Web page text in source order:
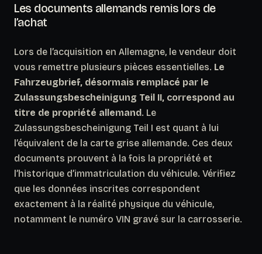
Les documents allemands remis lors de
l’achat
Lors de l’acquisition en Allemagne, le vendeur doit
vous remettre plusieurs pièces essentielles. Le
Fahrzeugbrief, désormais remplacé par le
Zulassungsbescheinigung Teil II, correspond au
titre de propriété allemand. Le
Zulassungsbescheinigung Teil I est quant à lui
l’équivalent de la carte grise allemande. Ces deux
documents prouvent à la fois la propriété et
l’historique d’immatriculation du véhicule. Vérifiez
que les données inscrites correspondent
exactement à la réalité physique du véhicule,
notamment le numéro VIN gravé sur la carrosserie.